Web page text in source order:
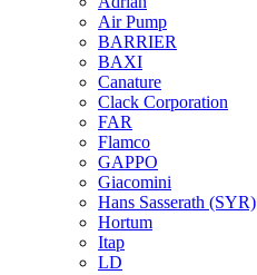
Air Pump
BARRIER
BAXI
Canature
Clack Corporation
FAR
Flamco
GAPPO
Giacomini
Hans Sasserath (SYR)
Hortum
Itap
LD